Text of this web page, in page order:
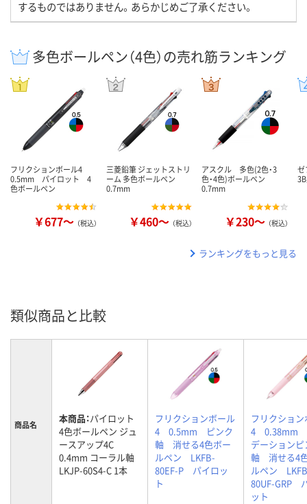
するものではありません。あらかじめご了承ください。
多色ボールペン（4色）の売れ筋ランキング
フリクションボール4
0.5mm パイロット 4
色ボールペン
￥677～ （税込）
三菱鉛筆 ジェットストリ
ーム 多色ボールペン
0.7mm
￥460～ （税込）
アスクル 多色(2色・3
色・4色)ボールペン
0.7mm
￥230～ （税込）
ゼ
ランキングをもっと見る
類似商品と比較
商品名 本商品：パイロット
4色ボールペン ジュ
ースアップ4C
0.4mm コーラル軸
LKJP-60S4-C 1本
フリクションボール
4 0.5mm ピンク
軸 消せる4色ボー
ルペン LKFB-
80EF-P パイロッ
ト
フリクショ
4 0.38mm
デーションピ
軸 消せる4
ルペン
80UF-GRP
ット